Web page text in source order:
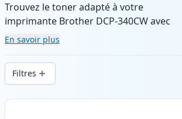
Trouvez le toner adapté à votre
imprimante Brother DCP-340CW avec
notre gamme de cartouches compatibles
et haute capacité. Profitez d’une qualité
d’impression constante et d’une livraison
rapide depuis un stock local en .
En savoir plus
Filtres
Produits